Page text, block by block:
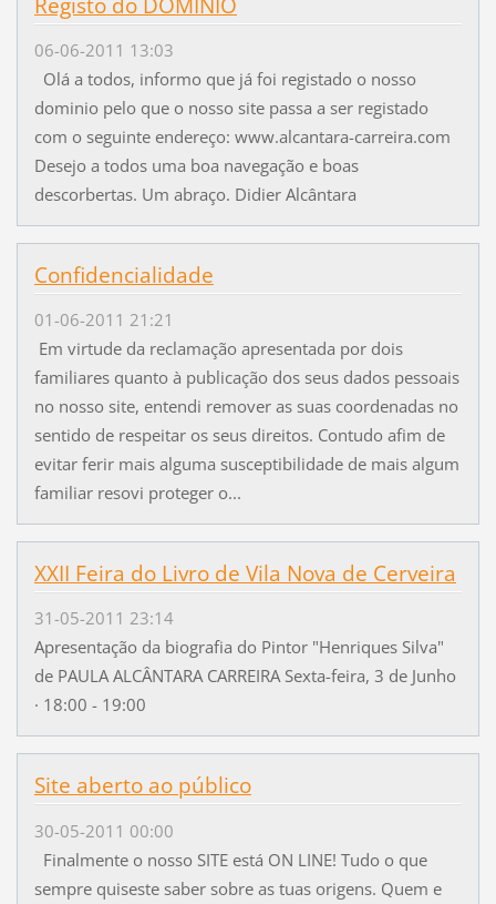
06-06-2011 13:03
Olá a todos, informo que já foi registado o nosso
dominio pelo que o nosso site passa a ser registado
com o seguinte endereço: www.alcantara-carreira.com
Desejo a todos uma boa navegação e boas
descorbertas. Um abraço. Didier Alcântara
Confidencialidade
01-06-2011 21:21
Em virtude da reclamação apresentada por dois
familiares quanto à publicação dos seus dados pessoais
no nosso site, entendi remover as suas coordenadas no
sentido de respeitar os seus direitos. Contudo afim de
evitar ferir mais alguma susceptibilidade de mais algum
familiar resovi proteger o...
XXII Feira do Livro de Vila Nova de Cerveira
31-05-2011 23:14
Apresentação da biografia do Pintor "Henriques Silva"
de PAULA ALCÂNTARA CARREIRA Sexta-feira, 3 de Junho
· 18:00 - 19:00
Site aberto ao público
30-05-2011 00:00
Finalmente o nosso SITE está ON LINE! Tudo o que
sempre quiseste saber sobre as tuas origens. Quem e